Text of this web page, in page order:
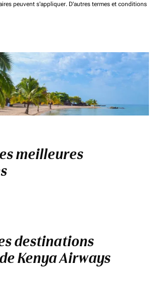
peuvent s'appliquer. D'autres termes et conditions
meilleures
destinations
Kenya Airways